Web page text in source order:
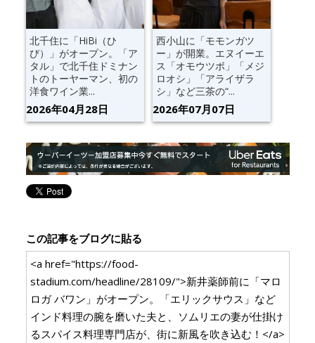
北千住に「HiBi（ひ
び）」がオープン。「ア
タル」で北千住ドミナン
トのトーヤーマン、初の
洋食ワイン業...
2026年04月28日
西小山に「モモンガツ
ー」が開業。エヌイーエ
ス「オモウツボ」「メジ
ロオシ」「アライザラ
シ」など三茶の“...
2026年07月07日
この記事をブログに貼る
<a href="https://food-
stadium.com/headline/28109/">新井薬師前に「マロ
ロガ バワン」がオープン。「エリックサウス」など
インド料理の腕を磨いた夫と、ソムリエの妻が仕掛け
るスパイス料理専門店が、街に新風を吹き込む！</a>